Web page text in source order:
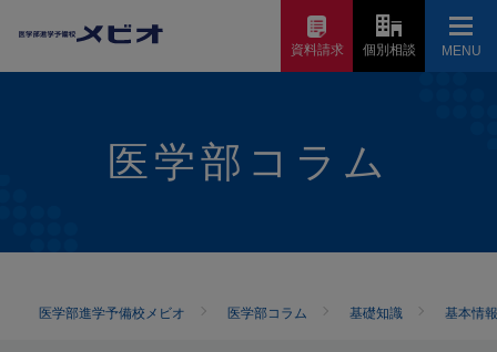
資料請求 個別相談 MENU
医学部コラム
医学部進学予備校メビオ 医学部コラム 基礎知識 基本情報